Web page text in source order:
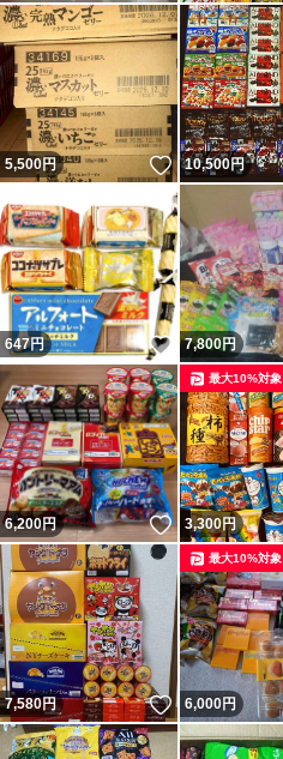
5,500円 いいね！
10,500円
647円 いいね！
7,800円
6,200円 いいね！
3,300円
最大10%対象
7,580円 いいね！
6,000円
最大10%対象